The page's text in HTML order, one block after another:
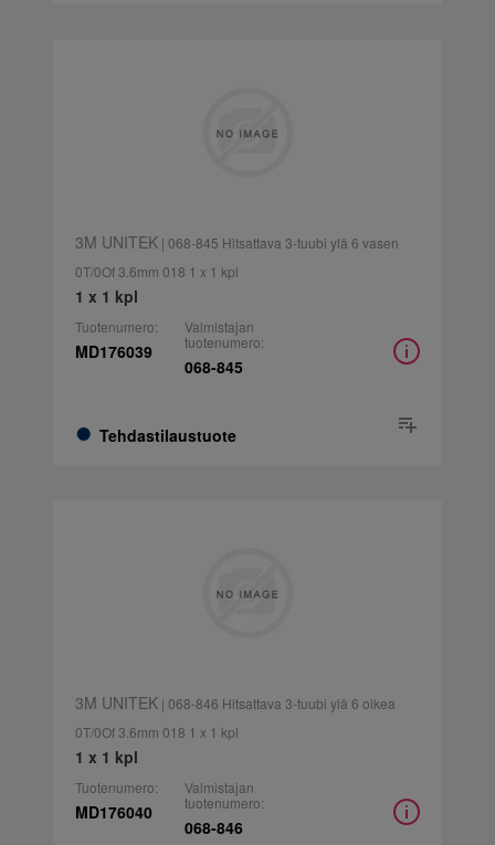
3M UNITEK| 068-845 Hitsattava 3-tuubi ylä 6 vasen
0T/0Of 3.6mm 018 1 x 1 kpl
1 x 1 kpl
Tuotenumero:
MD176039
Tehdastilaustuote
Valmistajan
tuotenumero:
068-845
3M UNITEK| 068-846 Hitsattava 3-tuubi ylä 6 oikea
0T/0Of 3.6mm 018 1 x 1 kpl
1 x 1 kpl
Tuotenumero:
MD176040
Valmistajan
tuotenumero:
068-846